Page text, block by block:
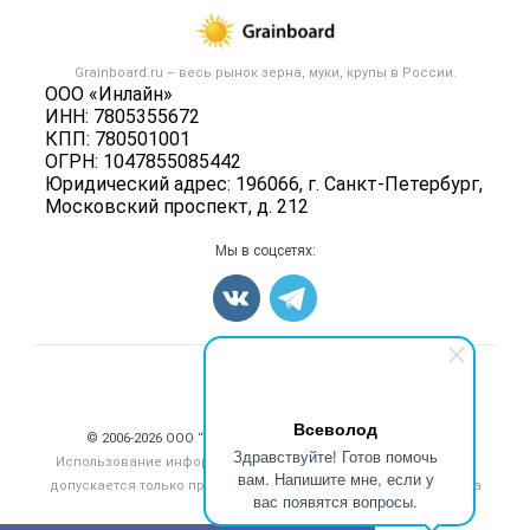
Всеволод
Здравствуйте! Готов помочь
вам. Напишите мне, если у
вас появятся вопросы.
Grainboard.ru – весь рынок зерна, муки, крупы в России.
ООО «Инлайн»
ИНН: 7805355672
КПП: 780501001
ОГРН: 1047855085442
Юридический адрес: 196066, г. Санкт-Петербург,
Московский проспект, д. 212
Публичная оферта
Контактная информация
Политика обработки персональных данных
Новости рынка
Мука
Оборудование
Прочее
Карта объявлений
Мы в соцсетях:
© 2006‑2026 ООО “Инлайн”. 12+ Все права защищены.
Использование информации, размещенной на данном сайте,
допускается только при размещении активной гиперссылки на
сайт
grainboard.ru